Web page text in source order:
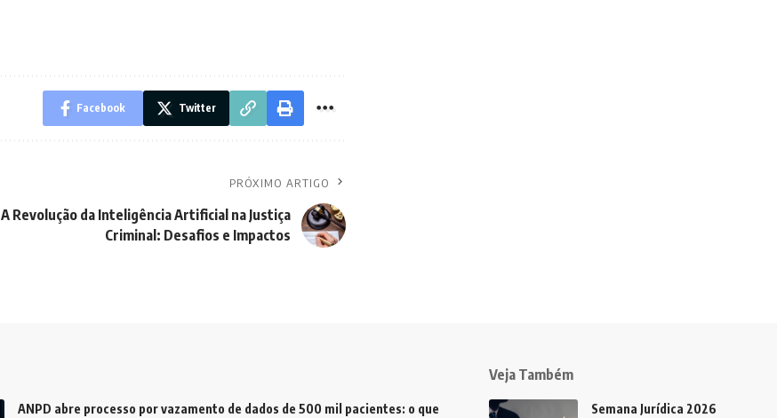
Facebook Twitter
PRÓXIMO ARTIGO
A Revolução da Inteligência Artificial na Justiça
Criminal: Desafios e Impactos
ANPD abre processo por vazamento de dados de 500 mil pacientes: o que
Veja Também
Semana Jurídica 2026